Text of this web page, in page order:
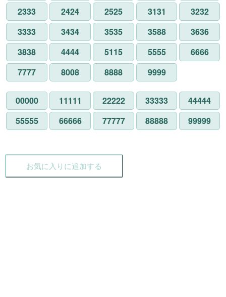
2333
2424 2525 3131
3232
3333
3434 3535 3588
3636
3838
4444 5115 5555
6666
7777
8008 8888 9999
00000 11111 22222 33333
44444
55555
66666 77777 88888 99999
お気に入りに追加する